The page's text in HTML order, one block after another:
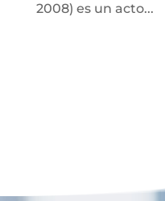
2008) es un acto...